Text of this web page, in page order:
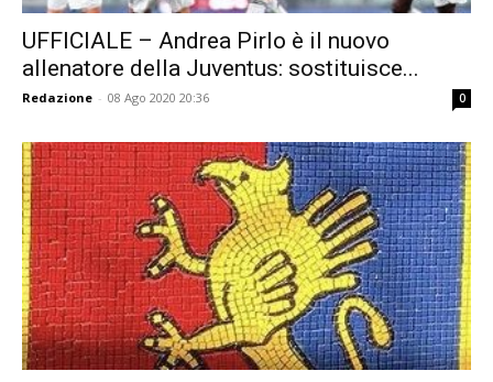
UFFICIALE – Andrea Pirlo è il nuovo
allenatore della Juventus: sostituisce...
Redazione - 08 Ago 2020 20:36 0